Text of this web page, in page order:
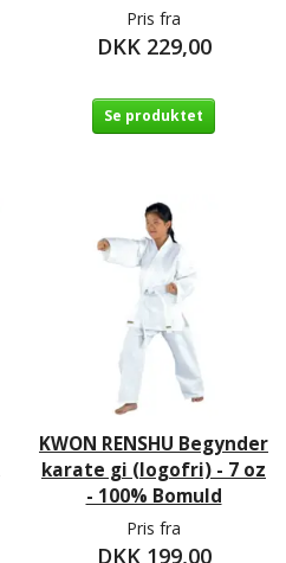
Pris fra
DKK 229,00
Se produktet
KWON RENSHU Begynder
karate gi (logofri) - 7 oz
- 100% Bomuld
Pris fra
DKK 199,00